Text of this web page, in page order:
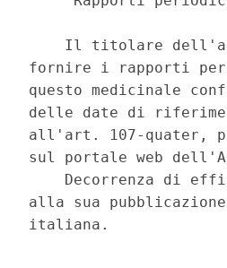
Il titolare
fornire i rapporti
questo medicinale
delle date di
all'art. 107-quater,
sul portale web
Decorrenza di
alla sua